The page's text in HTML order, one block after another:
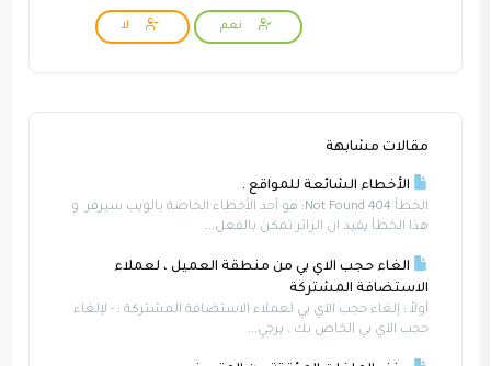
نعم لا
مقالات مشابهة
الأخطاء الشائعة للمواقع .
الخطأ Not Found 404: هو أحد الأخطاء الخاصة بالويب سيرفر و
هذا الخطأ يفيد ان الزائر تمكن بالفعل...
الغاء حجب الاي بي من منطقة العميل ، لعملاء
الاستضافة المشتركة
أولاً : إلغاء حجب الآي بي لعملاء الاستضافة المشتركة : - لإلغاء
حجب الآي بي الخاص بك ، يرجي...